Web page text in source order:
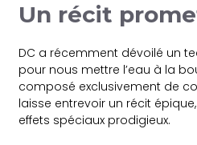
Un récit
DC a récemment dévoilé un
pour nous mettre l’eau à la
composé exclusivement de
laisse entrevoir un récit
effets spéciaux prodigieux.